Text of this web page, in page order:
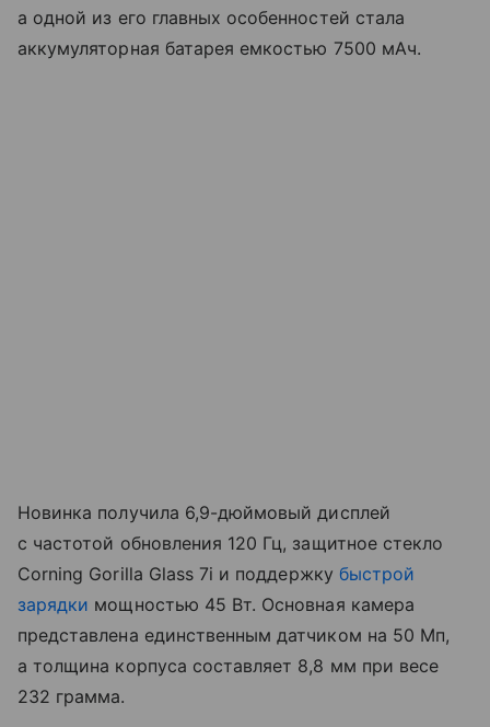
а одной из его главных особенностей стала
аккумуляторная батарея емкостью 7500 мАч.
Новинка получила 6,9-дюймовый дисплей
с частотой обновления 120 Гц, защитное стекло
Corning Gorilla Glass 7i и поддержку быстрой
зарядки мощностью 45 Вт. Основная камера
представлена единственным датчиком на 50 Мп,
а толщина корпуса составляет 8,8 мм при весе
232 грамма.